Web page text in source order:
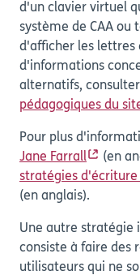
d'un clavier virtuel
système de CAA
d'afficher les lettres
d'informations
alternatifs,
pédagogiques du
Pour plus
Jane Farrall
(en
stratégies d'écriture
(en anglais).
Une autre stratégie
consiste à faire des
utilisateurs qui ne